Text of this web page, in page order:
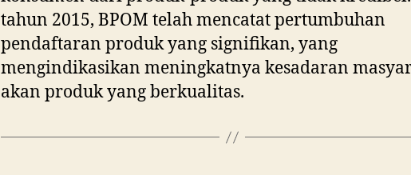
tahun 2015, BPOM telah mencatat pertumbuhan
pendaftaran produk yang signifikan, yang
mengindikasikan meningkatnya kesadaran
akan produk yang berkualitas.